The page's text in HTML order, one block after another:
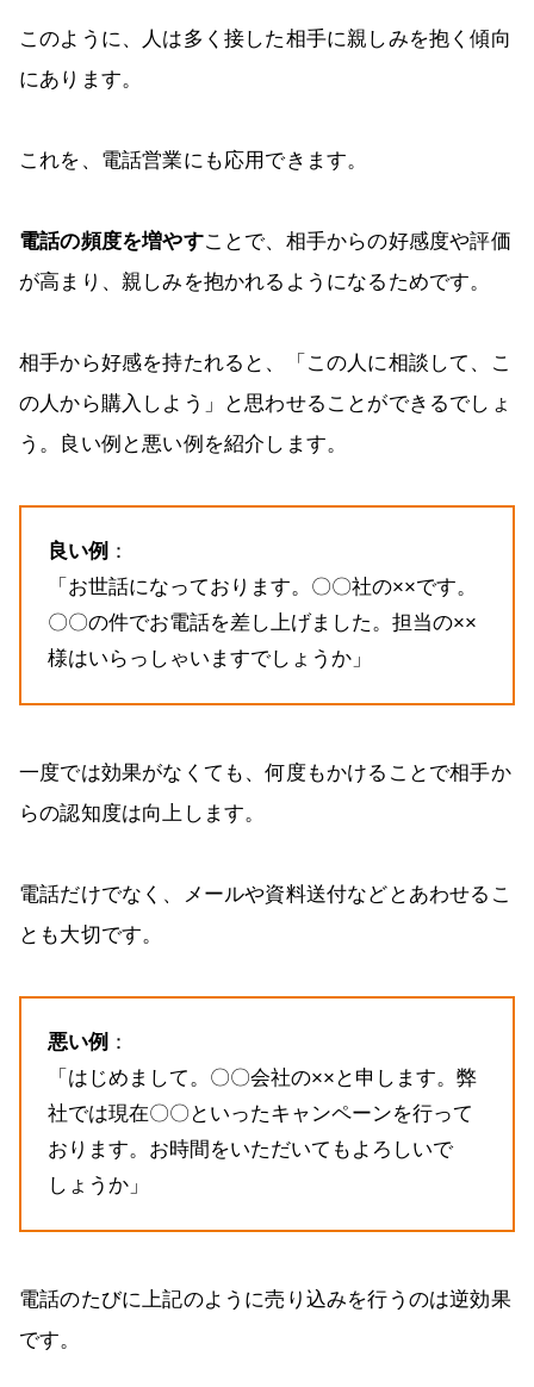
このように、人は多く接した相手に親しみを抱く傾向
にあります。
これを、電話営業にも応用できます。
電話の頻度を増やすことで、相手からの好感度や評価
が高まり、親しみを抱かれるようになるためです。
相手から好感を持たれると、「この人に相談して、こ
の人から購入しよう」と思わせることができるでしょ
う。良い例と悪い例を紹介します。
良い例 ：
「お世話になっております。〇〇社の××です。
〇〇の件でお電話を差し上げました。担当の××
様はいらっしゃいますでしょうか」
一度では効果がなくても、何度もかけることで相手か
らの認知度は向上します。
電話だけでなく、メールや資料送付などとあわせるこ
とも大切です。
悪い例 ：
「はじめまして。〇〇会社の××と申します。弊
社では現在〇〇といったキャンペーンを行って
おります。お時間をいただいてもよろしいで
しょうか」
電話のたびに上記のように売り込みを行うのは逆効果
です。